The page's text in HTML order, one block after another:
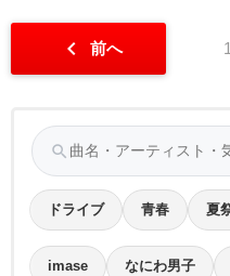
chevron_left 前へ
search
ドライブ 青春 夏
imase なにわ男子